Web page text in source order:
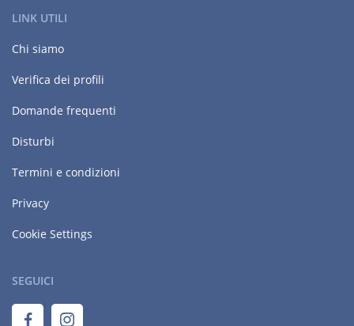
LINK UTILI
Chi siamo
Verifica dei profili
Domande frequenti
Disturbi
Termini e condizioni
Privacy
Cookie Settings
SEGUICI